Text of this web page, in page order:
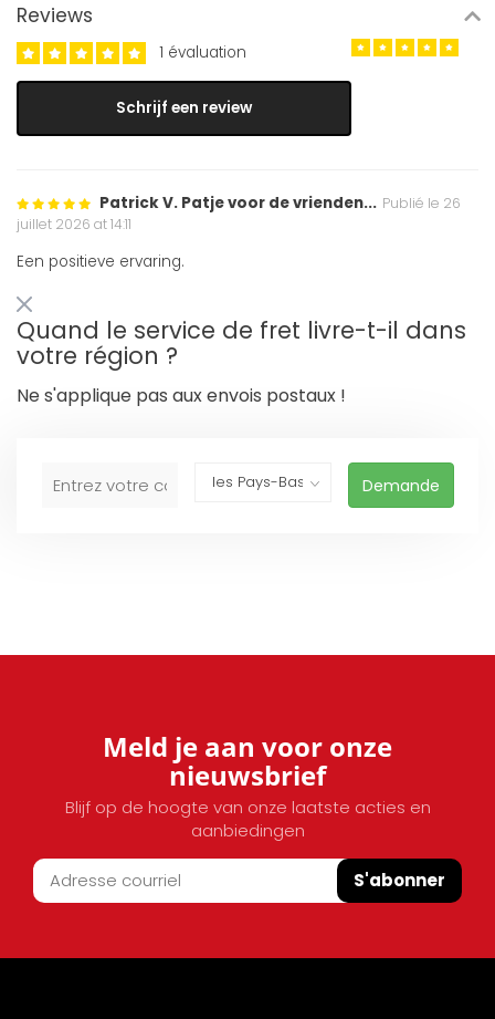
Reviews
1 évaluation
Schrijf een review
Patrick V. Patje voor de vrienden... Publié le 26
juillet 2026 at 14:11
Een positieve ervaring.
Quand le service de fret livre-t-il dans
votre région ?
Ne s'applique pas aux envois postaux !
Demande
Meld je aan voor onze
nieuwsbrief
Blijf op de hoogte van onze laatste acties en
aanbiedingen
S'abonner